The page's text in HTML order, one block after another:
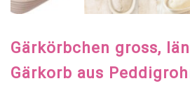
Gärkörbchen gross,
Gärkorb aus